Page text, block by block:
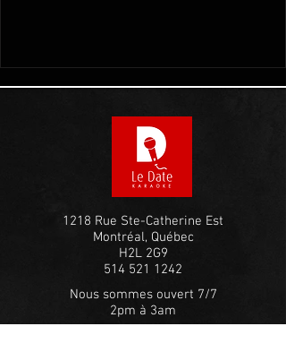
1218 Rue Ste-Catherine Est
Montréal, Québec
H2L 2G9
514 521 1242
Nous sommes ouvert 7/7
2pm à 3am